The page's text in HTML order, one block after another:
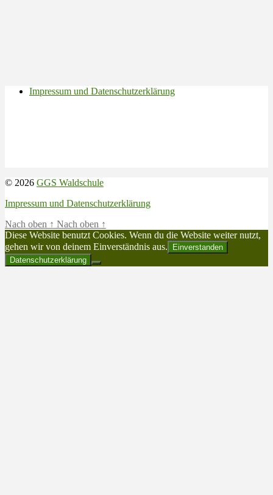
Impressum und Datenschutzerklärung
© 2026 GGS Waldschule
Impressum und Datenschutzerklärung
Nach oben ↑ Nach oben ↑
Diese Website benutzt Cookies. Wenn du die Website weiter nutzt,
gehen wir von deinem Einverständnis aus.
Einverstanden
Datenschutzerklärung